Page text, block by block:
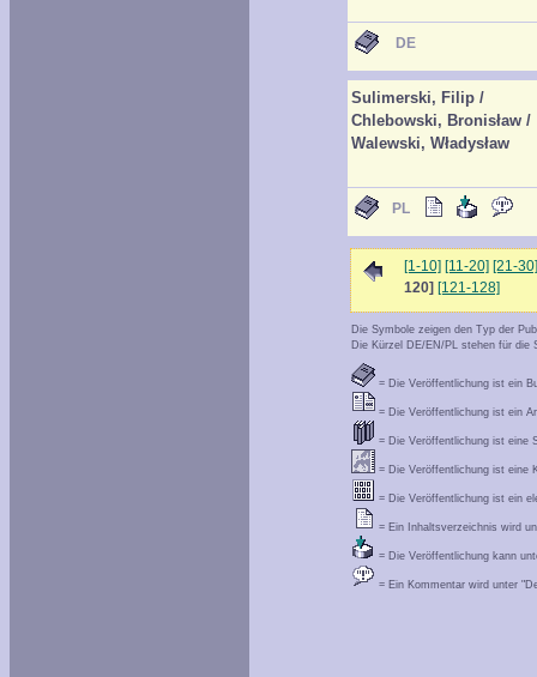
DE
Sulimerski, Filip /
Chlebowski, Bronisław /
Walewski, Władysław
PL
[1-10] [11-20] [21-30]
120] [121-128]
Die Symbole zeigen den Typ der
Die Kürzel DE/EN/PL stehen für die
= Die Veröffentlichung ist ein
= Die Veröffentlichung ist ein
= Die Veröffentlichung ist eine
= Die Veröffentlichung ist eine
= Die Veröffentlichung ist ein
= Ein Inhaltsverzeichnis wird
= Die Veröffentlichung kann
= Ein Kommentar wird unter